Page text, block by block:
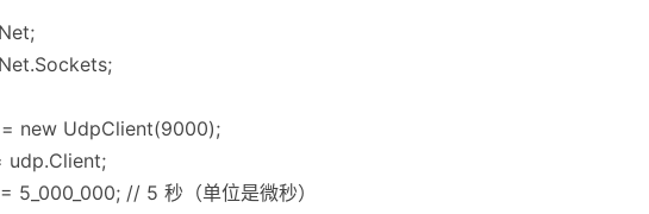
new UdpClient(9000);
udp.Client;
5_000_000; // 5 秒（单位是微秒）